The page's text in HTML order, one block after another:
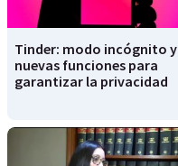
Tinder: modo incógnito y
nuevas funciones para
garantizar la privacidad